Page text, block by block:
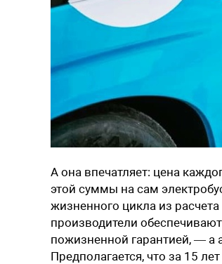
А она впечатляет: цена
этой суммы на сам
жизненного цикла из
производители
пожизненной гарантией, —
Предполагается, что за 15